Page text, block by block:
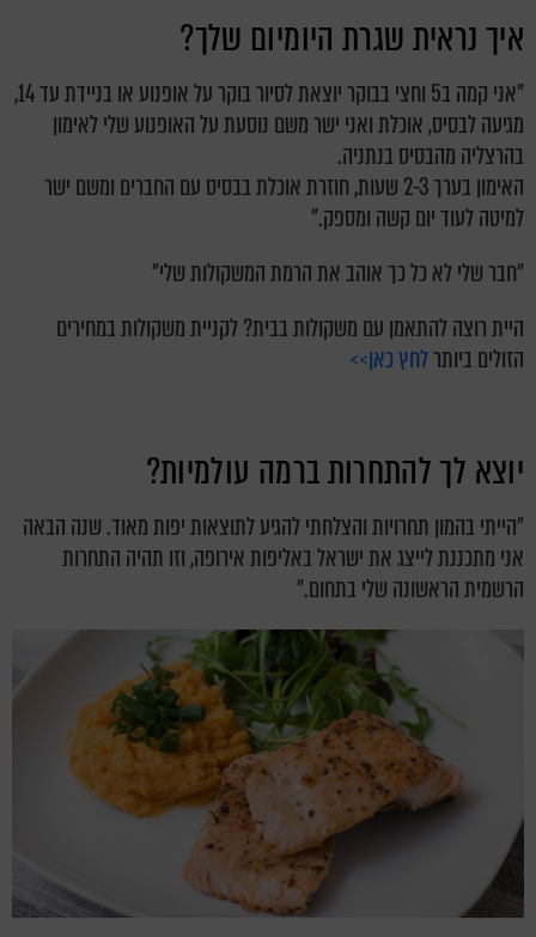
איך נראית שגרת היומיום שלך?
"אני קמה ב5 וחצי בבוקר יוצאת לסיור בוקר על אופנוע או בניידת עד 14,
מגיעה לבסיס, אוכלת ואני ישר משם נוסעת על האופנוע שלי לאימון
בהרצליה מהבסיס בנתניה.
האימון בערך 2-3 שעות, חוזרת אוכלת בבסיס עם החברים ומשם ישר
למיטה לעוד יום קשה ומספק."
"חבר שלי לא כל כך אוהב את הרמת המשקולות שלי"
היית רוצה להתאמן עם משקולות בבית? לקניית משקולות במחירים
הזולים ביותרלחץ כאן>>
יוצא לך להתחרות ברמה עולמיות?
"הייתי בהמון תחרויות והצלחתי להגיע לתוצאות יפות מאוד. שנה הבאה
אני מתכננת לייצג את ישראל באליפות אירופה, וזו תהיה התחרות
הרשמית הראשונה שלי בתחום."